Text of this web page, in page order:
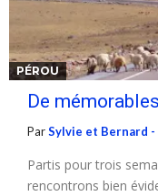
PÉROU
De
ParSylvie et Bernard
Partis pour trois
rencontrons bien